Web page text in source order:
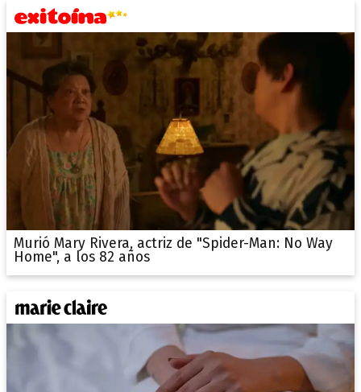
Murió Mary Rivera, actriz de "Spider-Man: No Way
Home", a los 82 años